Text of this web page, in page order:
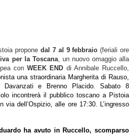
propone dal 7 al 9 febbraio (feriali ore
per la Toscana, un nuovo omaggio alla
con WEEK END di Annibale Ruccello,
una straordinaria Margherita di Rauso
Davanzatie Brenno Placido. Sabato8
incontrerà il pubblico toscano a Pistoia
via dell’Ospizio, alle ore 17:30. L’ingresso
ha avuto in Ruccello, scomparso